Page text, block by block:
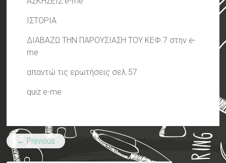
ΙΣΤΟΡΙΑ
ΔΙΑΒΑΖΩ ΤΗΝ ΠΑΡΟΥΣΙΑΣΗ ΤΟΥ ΚΕΦ.7 στην e-
me
απαντώ τις ερωτήσεις σελ.57
quiz e-me
← Previous